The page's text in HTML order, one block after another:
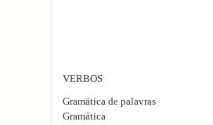
VERBOS
Gramática de palavras
Gramática